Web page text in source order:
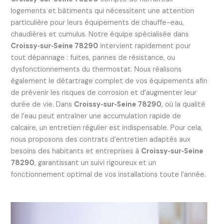
logements et bâtiments qui nécessitent une attention
particulière pour leurs équipements de chauffe-eau,
chaudières et cumulus. Notre équipe spécialisée dans
Croissy‑sur‑Seine 78290 intervient rapidement pour
tout dépannage : fuites, pannes de résistance, ou
dysfonctionnements du thermostat. Nous réalisons
également le détartrage complet de vos équipements afin
de prévenir les risques de corrosion et d’augmenter leur
durée de vie. Dans Croissy‑sur‑Seine 78290, où la qualité
de l’eau peut entraîner une accumulation rapide de
calcaire, un entretien régulier est indispensable. Pour cela,
nous proposons des contrats d’entretien adaptés aux
besoins des habitants et entreprises à Croissy‑sur‑Seine
78290, garantissant un suivi rigoureux et un
fonctionnement optimal de vos installations toute l’année.